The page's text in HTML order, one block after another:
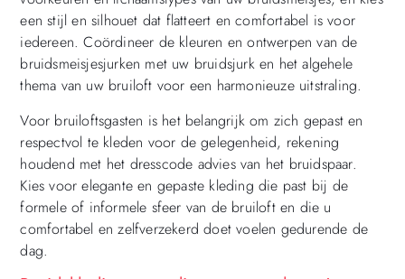
een stijl en silhouet dat flatteert en comfortabel is voor
iedereen. Coördineer de kleuren en ontwerpen van de
bruidsmeisjesjurken met uw bruidsjurk en het algehele
thema van uw bruiloft voor een harmonieuze uitstraling.
Voor bruiloftsgasten is het belangrijk om zich gepast en
respectvol te kleden voor de gelegenheid, rekening
houdend met het dresscode advies van het bruidspaar.
Kies voor elegante en gepaste kleding die past bij de
formele of informele sfeer van de bruiloft en die u
comfortabel en zelfverzekerd doet voelen gedurende de
dag.